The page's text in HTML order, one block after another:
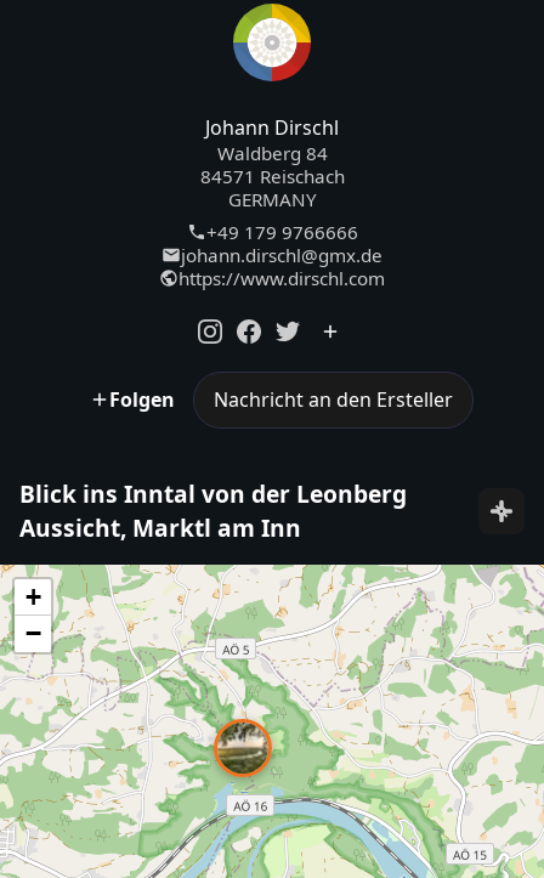
Johann Dirschl
Waldberg 84
84571 Reischach
GERMANY
+49 179 9766666
johann.dirschl@gmx.de
https://www.dirschl.com
Folgen Nachricht an den Ersteller
Blick ins Inntal von der Leonberg
Aussicht, Marktl am Inn
+
−